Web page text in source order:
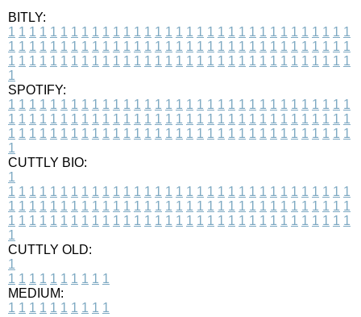
BITLY:
1 1 1 1 1 1 1 1 1 1 1 1 1 1 1 1 1 1 1 1 1 1 1 1 1 1 1 1 1 1 1 1 1
1 1 1 1 1 1 1 1 1 1 1 1 1 1 1 1 1 1 1 1 1 1 1 1 1 1 1 1 1 1 1 1 1
1 1 1 1 1 1 1 1 1 1 1 1 1 1 1 1 1 1 1 1 1 1 1 1 1 1 1 1 1 1 1 1 1
1
SPOTIFY:
1 1 1 1 1 1 1 1 1 1 1 1 1 1 1 1 1 1 1 1 1 1 1 1 1 1 1 1 1 1 1 1 1
1 1 1 1 1 1 1 1 1 1 1 1 1 1 1 1 1 1 1 1 1 1 1 1 1 1 1 1 1 1 1 1 1
1 1 1 1 1 1 1 1 1 1 1 1 1 1 1 1 1 1 1 1 1 1 1 1 1 1 1 1 1 1 1 1 1
1
CUTTLY BIO:
1
1 1 1 1 1 1 1 1 1 1 1 1 1 1 1 1 1 1 1 1 1 1 1 1 1 1 1 1 1 1 1 1 1
1 1 1 1 1 1 1 1 1 1 1 1 1 1 1 1 1 1 1 1 1 1 1 1 1 1 1 1 1 1 1 1 1
1 1 1 1 1 1 1 1 1 1 1 1 1 1 1 1 1 1 1 1 1 1 1 1 1 1 1 1 1 1 1 1 1
1
CUTTLY OLD:
1
1 1 1 1 1 1 1 1 1 1
MEDIUM:
1 1 1 1 1 1 1 1 1 1